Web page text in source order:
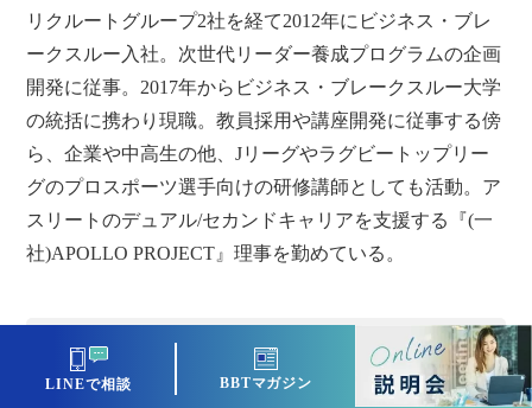
LINEで相談 BBTマガジン
リクルートグループ2社を経て2012年にビジネス・ブレ
ークスルー入社。次世代リーダー養成プログラムの企画
開発に従事。2017年からビジネス・ブレークスルー大学
の統括に携わり現職。教員採用や講座開発に従事する傍
ら、企業や中高生の他、Jリーグやラグビートップリー
グのプロスポーツ選手向けの研修講師としても活動。ア
スリートのデュアル/セカンドキャリアを支援する『(一
社)APOLLO PROJECT』理事を勤めている。
SNSでシェアする